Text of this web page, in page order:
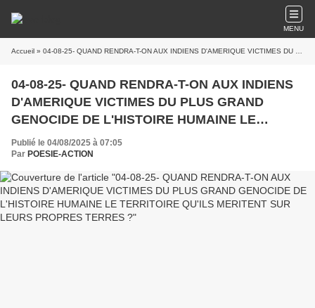
MENU
Accueil » 04-08-25- QUAND RENDRA-T-ON AUX INDIENS D'AMERIQUE VICTIMES DU PLUS GRAND GENOCIDE DE L'HISTOIRE HUMAINE LE TERRITOIRE QU'ILS MERITENT SUR LEURS PROPRES TERRES ?
04-08-25- QUAND RENDRA-T-ON AUX INDIENS
D'AMERIQUE VICTIMES DU PLUS GRAND
GENOCIDE DE L'HISTOIRE HUMAINE LE
TERRITOIRE QU'ILS MERITENT SUR LEURS
PROPRES TERRES ?
Publié le 04/08/2025 à 07:05
Par POESIE-ACTION